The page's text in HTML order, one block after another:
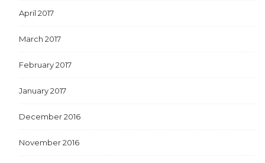
April 2017
March 2017
February 2017
January 2017
December 2016
November 2016